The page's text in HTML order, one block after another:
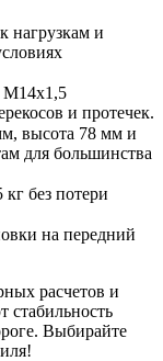
нагрузкам и
и протечек.
высота 78 мм и
для большинства
кг без потери
на передний
расчетов и
стабильность
Выбирайте